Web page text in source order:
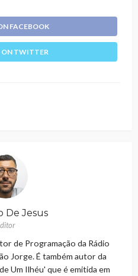
FACEBOOK
ON TWITTER
De Jesus
de Programação da Rádio
Jorge. É também autor da
Um Ilhéu' que é emitida em